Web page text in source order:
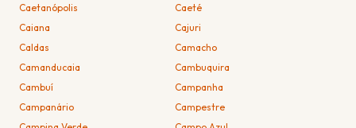
Caetanópolis
Caeté
Caiana
Cajuri
Caldas
Camacho
Camanducaia
Cambuquira
Cambuí
Campanha
Campanário
Campestre